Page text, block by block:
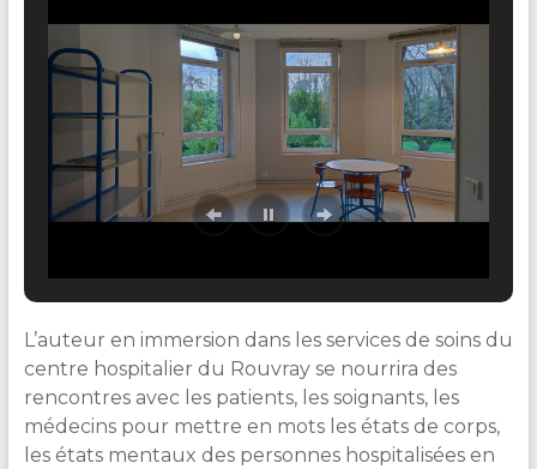
L’auteur en immersion dans les services de soins du
centre hospitalier du Rouvray se nourrira des
rencontres avec les patients, les soignants, les
médecins pour mettre en mots les états de corps,
les états mentaux des personnes hospitalisées en